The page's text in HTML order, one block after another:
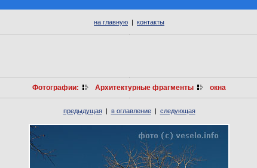
на главную | контакты
Фотографии: Архитектурные фрагменты окна
предыдущая| в оглавление| следующая